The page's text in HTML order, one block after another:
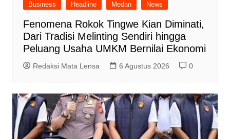
Business Headline Medan News
Fenomena Rokok Tingwe Kian Diminati,
Dari Tradisi Melinting Sendiri hingga
Peluang Usaha UMKM Bernilai Ekonomi
Redaksi Mata Lensa 6 Agustus 2026 0